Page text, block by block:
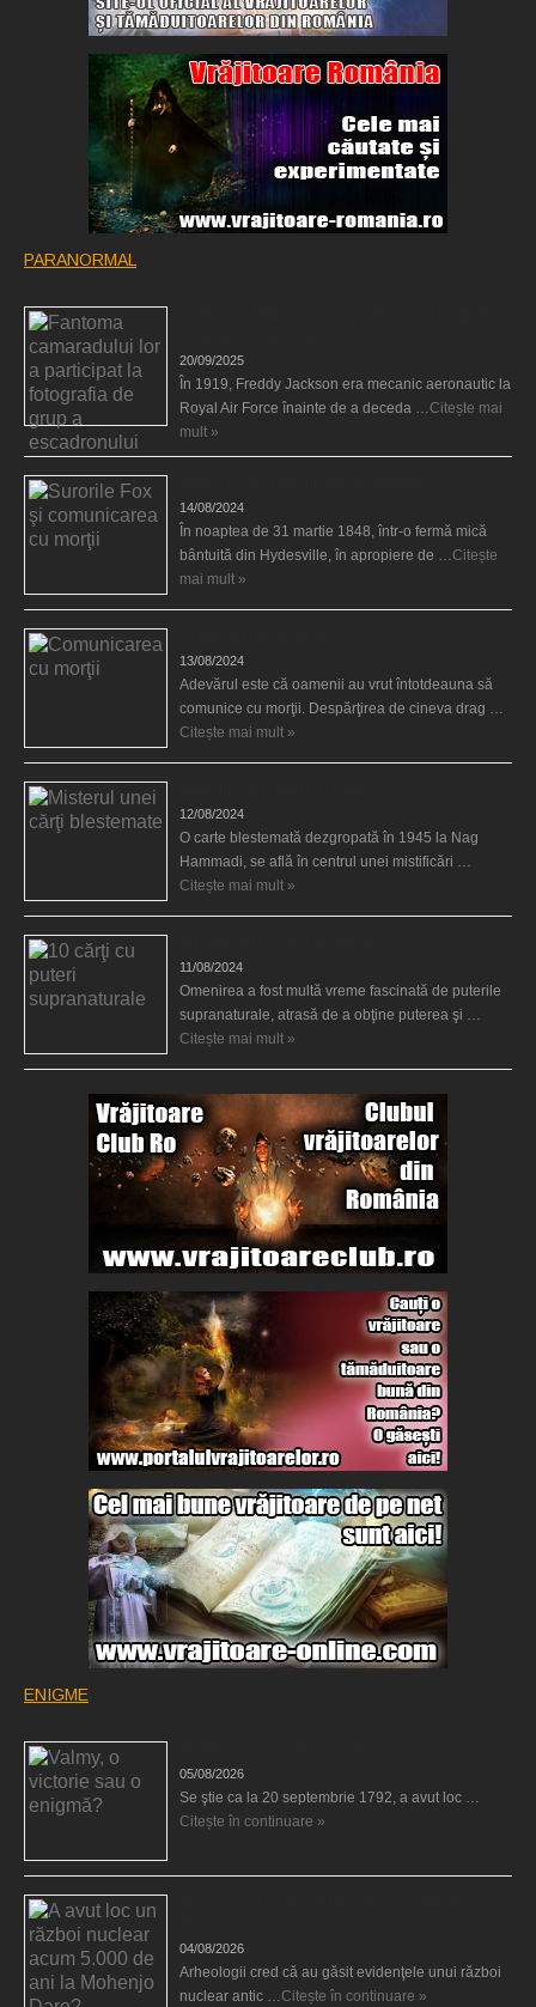
PARANORMAL
20/09/2025
În 1919, Freddy Jackson era mecanic aeronautic la
Royal Air Force înainte de a deceda …Citește mai
mult »
14/08/2024
În noaptea de 31 martie 1848, într-o fermă mică
bântuită din Hydesville, în apropiere de …Citește
mai mult »
13/08/2024
Adevărul este că oamenii au vrut întotdeauna să
comunice cu morţii. Despărţirea de cineva drag …
Citește mai mult »
12/08/2024
O carte blestemată dezgropată în 1945 la Nag
Hammadi, se află în centrul unei mistificări …
Citește mai mult »
11/08/2024
Omenirea a fost multă vreme fascinată de puterile
supranaturale, atrasă de a obţine puterea şi …
Citește mai mult »
ENIGME
05/08/2026
Se ştie ca la 20 septembrie 1792, a avut loc …
Citește în continuare »
04/08/2026
Arheologii cred că au găsit evidenţele unui război
nuclear antic …Citește în continuare »